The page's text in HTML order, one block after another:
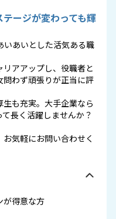
ージが変わっても輝
いあいとした活気ある職
アアップし、役職者と
問わず頑張りが正当に評
も充実。大手企業なら
長く活躍しませんか？
気軽にお問い合わせく
が得意な方